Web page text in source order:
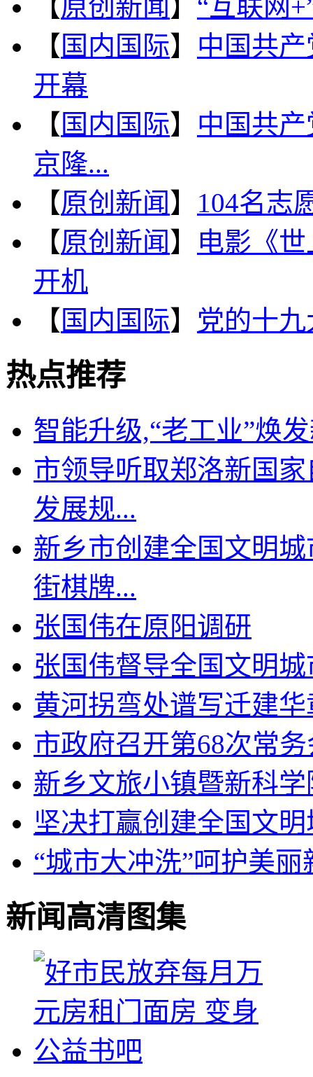
【原创新闻 】 “互联网
【 国内国际】 中国共
开幕
【 国内国际】 中国共
京隆...
【原创新闻 】 104名志
【原创新闻 】
电影《
开机
【 国内国际】 党的十
热点推荐
智能升级,“老工业”焕
市领导听取郑洛新国
发展规...
新乡市创建全国文明
街棋牌...
张国伟在原阳调研
张国伟督导全国文明
黄河拐弯处谱写迁建华
市政府召开第68次常
新乡文旅小镇暨新科
坚决打赢创建全国文
“城市大冲洗”呵护美丽
新闻高清图集